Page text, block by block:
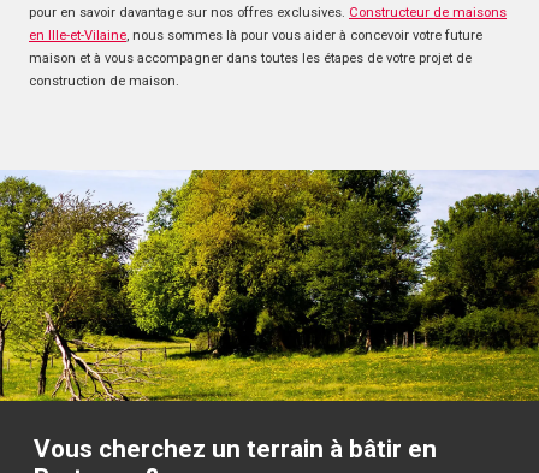
pour en savoir davantage sur nos offres exclusives. Constructeur de maisons
en Ille-et-Vilaine, nous sommes là pour vous aider à concevoir votre future
maison et à vous accompagner dans toutes les étapes de votre projet de
construction de maison.
Vous cherchez un terrain à bâtir en